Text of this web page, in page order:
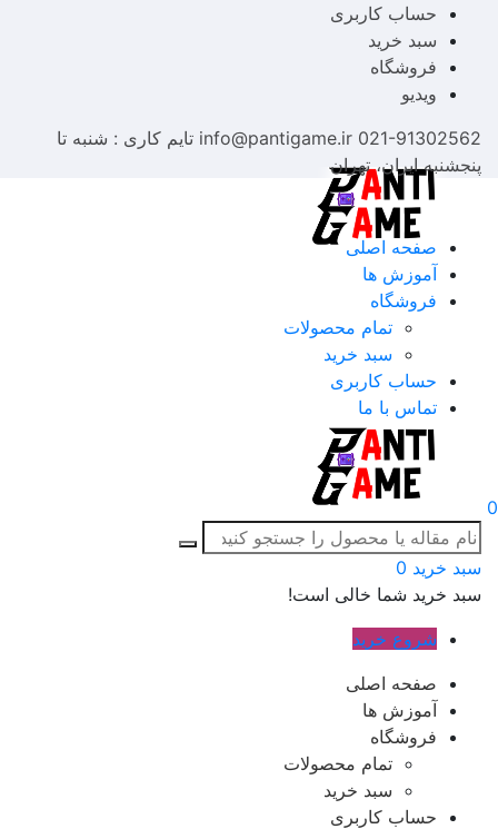
حساب کاربری
سبد خرید
فروشگاه
ویدیو
021-91302562
info@pantigame.ir تایم کاری : شنبه تا
پنجشنبه ایران، تهران
صفحه اصلی
آموزش ها
فروشگاه
تمام محصولات
سبد خرید
حساب کاربری
تماس با ما
0
سبد خرید 0
سبد خرید شما خالی است!
شروع خرید
صفحه اصلی
آموزش ها
فروشگاه
تمام محصولات
سبد خرید
حساب کاربری